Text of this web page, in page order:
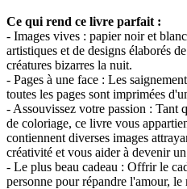
Ce qui rend ce livre parfait :
- Images vives : papier noir et
artistiques et de designs élaborés
créatures bizarres la nuit.
- Pages à une face : Les
toutes les pages sont imprimées
- Assouvissez votre passion : Tant
de coloriage, ce livre vous
contiennent diverses images
créativité et vous aider à devenir
- Le plus beau cadeau : Offrir le
personne pour répandre l'amour, le